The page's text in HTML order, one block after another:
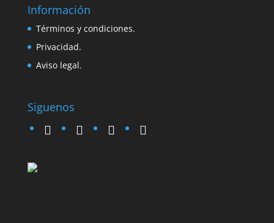
Información
Términos y condiciones.
Privacidad.
Aviso legal.
Siguenos
twitter instagramfacebook google